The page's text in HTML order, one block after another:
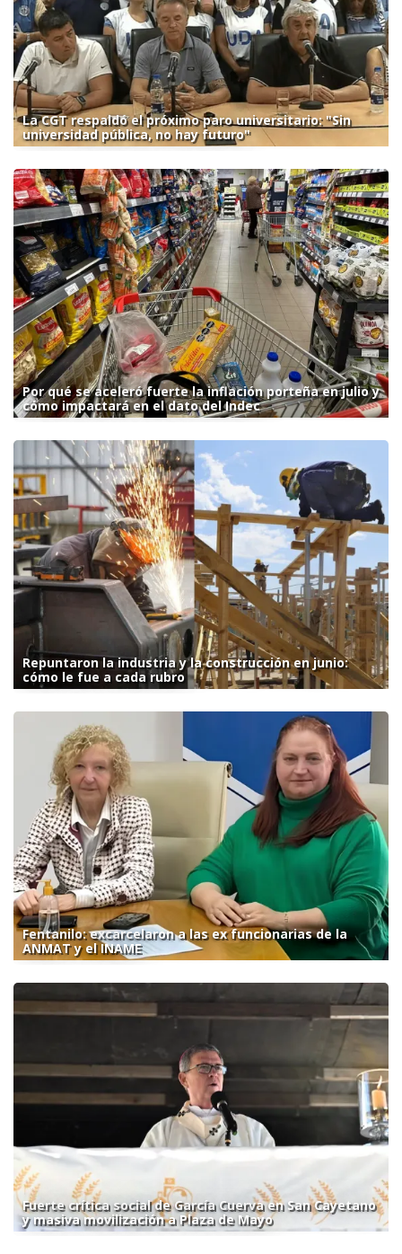
La CGT respaldó el próximo paro universitario: "Sin
universidad pública, no hay futuro"
Por qué se aceleró fuerte la inflación porteña en julio y
cómo impactará en el dato del Indec
Repuntaron la industria y la construcción en junio:
cómo le fue a cada rubro
Fentanilo: excarcelaron a las ex funcionarias de la
ANMAT y el INAME
Fuerte crítica social de García Cuerva en San Cayetano
y masiva movilización a Plaza de Mayo